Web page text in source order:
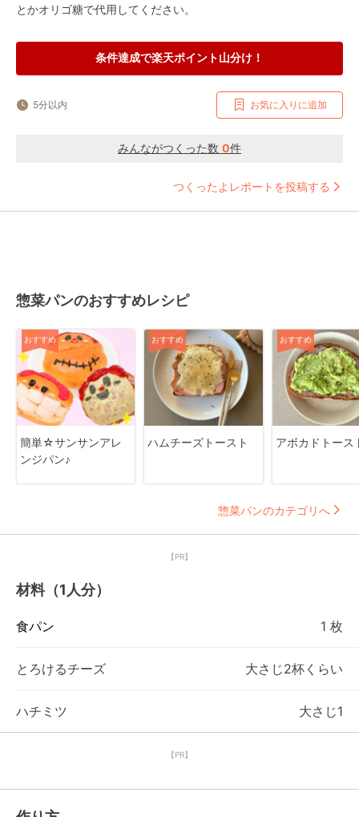
とかオリゴ糖で代用してください。
条件達成で楽天ポイント山分け！
5分以内 お気に入りに追加
みんながつくった数 0件
つくったよレポートを投稿する
惣菜パンのおすすめレシピ
おすすめ
簡単☆サンサンアレ
ンジパン♪
おすすめ
ハムチーズトースト
おすすめ
アボカドトース
惣菜パンのカテゴリへ
【PR】
材料（1人分）
食パン 1 枚
とろけるチーズ 大さじ2杯くらい
ハチミツ 大さじ1
【PR】